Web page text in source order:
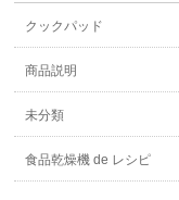
クックパッド
商品説明
未分類
食品乾燥機 de レシピ